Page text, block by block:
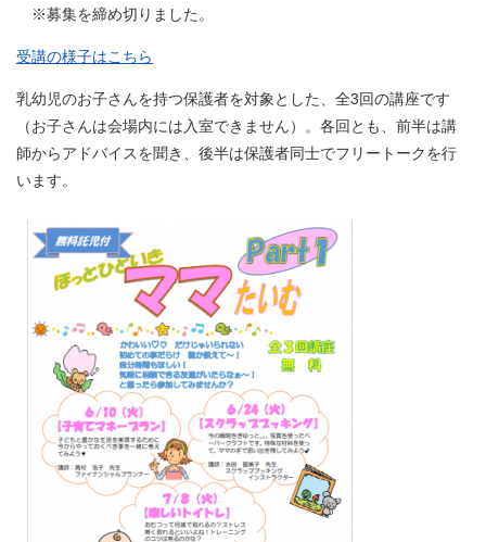
※募集を締め切りました。
受講の様子はこちら
乳幼児のお子さんを持つ保護者を対象とした、全3回の講座です
（お子さんは会場内には入室できません）。各回とも、前半は講
師からアドバイスを聞き、後半は保護者同士でフリートークを行
います。